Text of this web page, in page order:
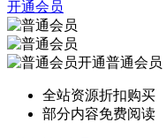
开通会员
开通普通会员
全站资源折扣购买
部分内容免费阅读